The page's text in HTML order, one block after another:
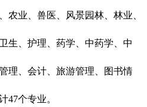
农业、兽医、风景园林、林业、
生、护理、药学、中药学、中
理、会计、旅游管理、图书情
47个专业。